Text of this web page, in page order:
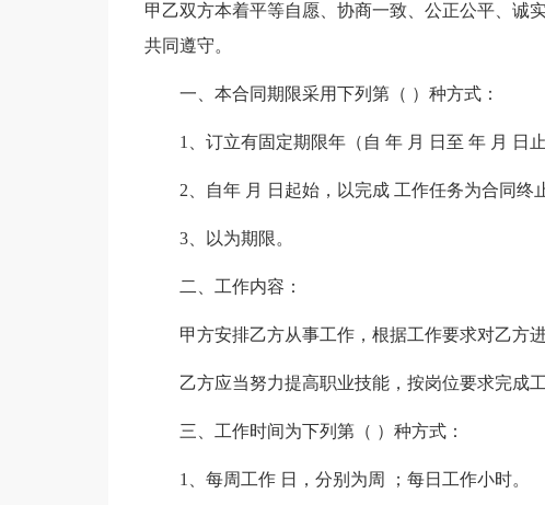
甲乙双方本着平等自愿、协商一致、公正公平、诚
共同遵守。
一、本合同期限采用下列第（ ）种方式：
1、订立有固定期限年（自 年 月 日至 年 月 日止
2、自年 月 日起始，以完成 工作任务为合同终
3、以为期限。
二、工作内容：
甲方安排乙方从事工作，根据工作要求对乙方
乙方应当努力提高职业技能，按岗位要求完成工
三、工作时间为下列第（ ）种方式：
1、每周工作 日，分别为周 ；每日工作小时。